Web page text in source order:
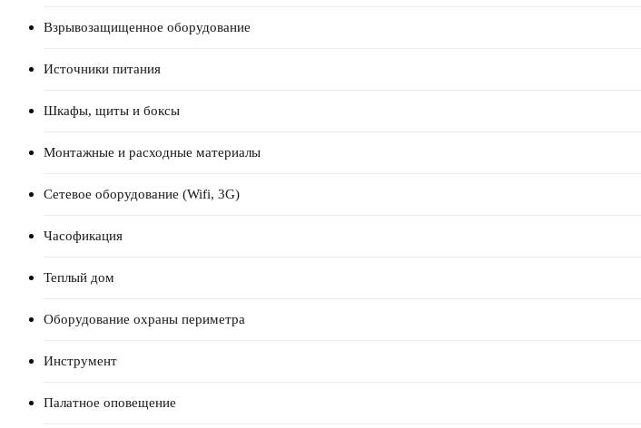
Взрывозащищенное оборудование
Источники питания
Шкафы, щиты и боксы
Монтажные и расходные материалы
Сетевое оборудование (Wifi, 3G)
Часофикация
Теплый дом
Оборудование охраны периметра
Инструмент
Палатное оповещение